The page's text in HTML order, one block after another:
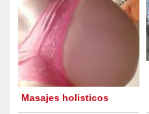
Masajes holisticos